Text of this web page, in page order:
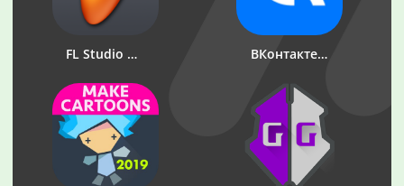
FL Studio Mobile ВКонтакте: музыка, видео, чат